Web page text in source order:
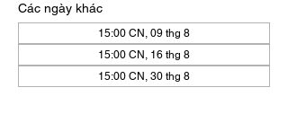
Các ngày khác
15:00 CN, 09 thg 8
15:00 CN, 16 thg 8
15:00 CN, 30 thg 8